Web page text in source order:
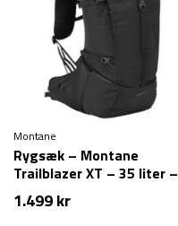
Montane
Rygsæk – Montane
Trailblazer XT – 35 liter –
Sort
1.499kr